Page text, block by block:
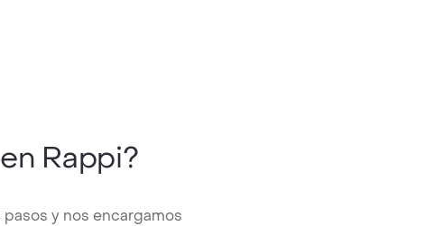
en Rappi?
y nos encargamos